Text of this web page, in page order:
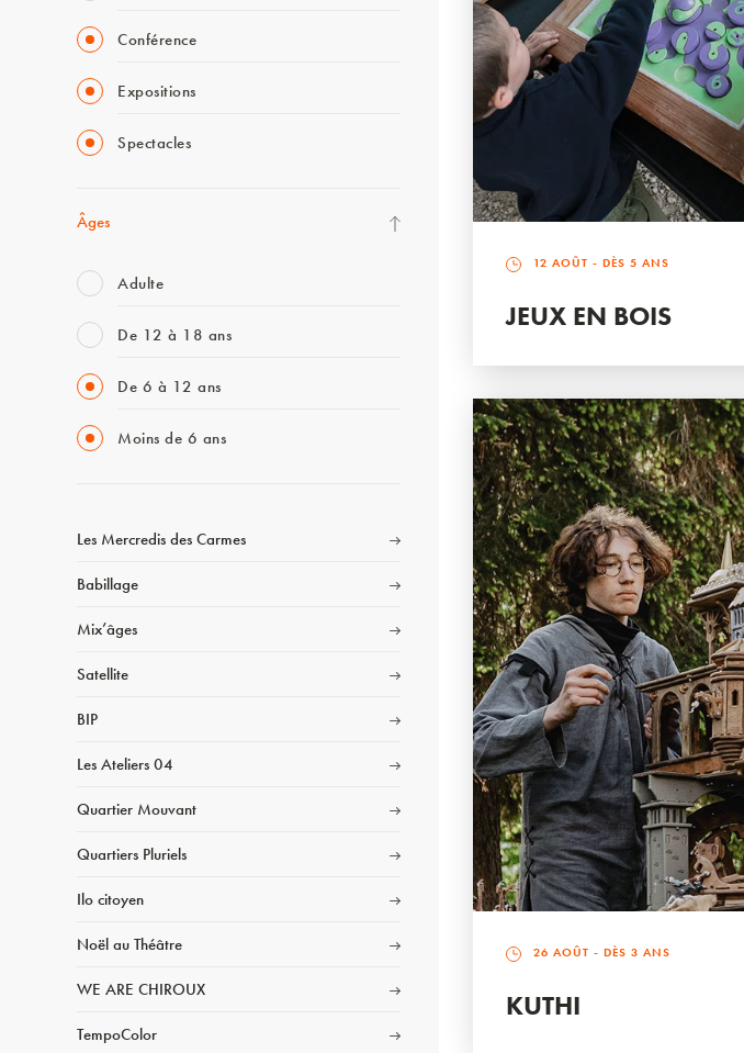
Conférence
Expositions
Spectacles
Âges
Adulte
De 12 à 18 ans
De 6 à 12 ans
Moins de 6 ans
Les Mercredis des Carmes
Babillage
Mix’âges
Satellite
BIP
Les Ateliers 04
Quartier Mouvant
Quartiers Pluriels
Ilo citoyen
Noël au Théâtre
WE ARE CHIROUX
TempoColor
12 AOÛT - DÈS 5 ANS
JEUX EN BOIS
26 AOÛT - DÈS 3 ANS
KUTHI